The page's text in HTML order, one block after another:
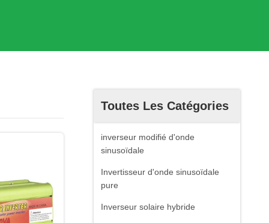
Toutes Les Catégories
inverseur modifié d'onde
sinusoïdale
Invertisseur d'onde sinusoïdale
pure
Inverseur solaire hybride